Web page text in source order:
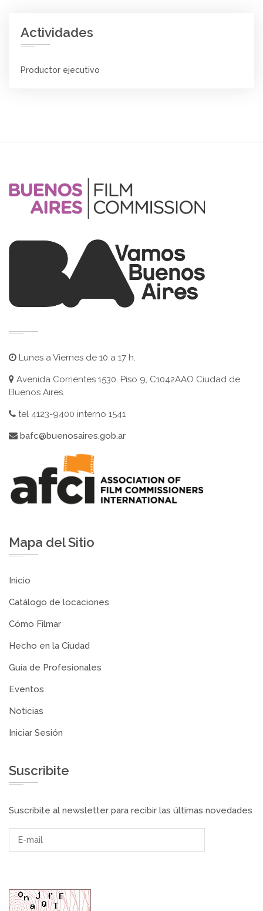
Actividades
Productor ejecutivo
Lunes a Viernes de 10 a 17 h.
Avenida Corrientes 1530. Piso 9, C1042AAO Ciudad de
Buenos Aires.
tel 4123-9400 interno 1541
bafc@buenosaires.gob.ar
Mapa del Sitio
Inicio
Catálogo de locaciones
Cómo Filmar
Hecho en la Ciudad
Guía de Profesionales
Eventos
Noticias
Iniciar Sesión
Suscribite
Suscribite al newsletter para recibir las últimas novedades